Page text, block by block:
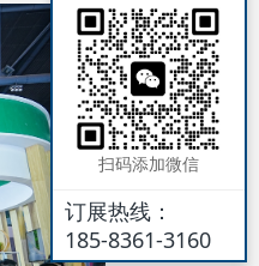
扫码添加微信
订展热线：
185-8361-3160